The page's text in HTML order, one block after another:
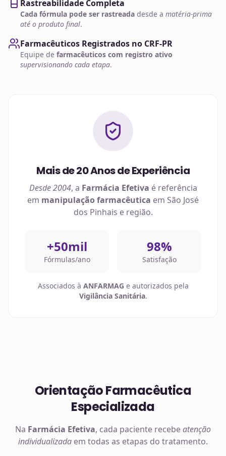
Rastreabilidade Completa
Cada fórmula pode ser rastreada desde a matéria-prima
até o produto final.
Farmacêuticos Registrados no CRF-PR
Equipe de farmacêuticos com registro ativo
supervisionando cada etapa.
Mais de 20 Anos de Experiência
Desde 2004, a Farmácia Efetiva é referência
em manipulação farmacêutica em São José
dos Pinhais e região.
+50mil
Fórmulas/ano
98%
Satisfação
Associados à ANFARMAG e autorizados pela
Vigilância Sanitária.
Orientação Farmacêutica
Especializada
Na Farmácia Efetiva, cada paciente recebeatenção
individualizada em todas as etapas do tratamento.